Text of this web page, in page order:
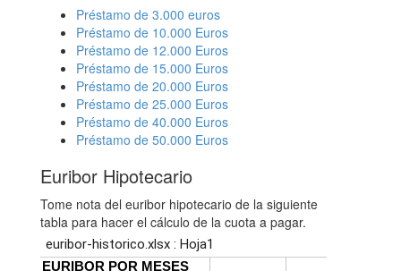
Préstamo de 3.000 euros
Préstamo de 10.000 Euros
Préstamo de 12.000 Euros
Préstamo de 15.000 Euros
Préstamo de 20.000 Euros
Préstamo de 25.000 Euros
Préstamo de 40.000 Euros
Préstamo de 50.000 Euros
Euribor Hipotecario
Tome nota del euribor hipotecario de la siguiente
tabla para hacer el cálculo de la cuota a pagar.